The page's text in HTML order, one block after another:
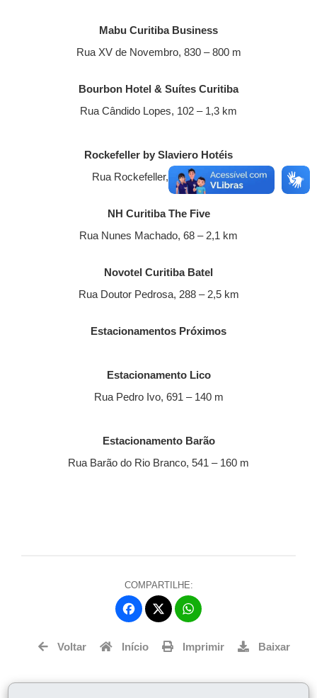
Mabu Curitiba Business
Rua XV de Novembro, 830 – 800 m
Bourbon Hotel & Suítes Curitiba
Rua Cândido Lopes, 102 – 1,3 km
Rockefeller by Slaviero Hotéis
Rua Rockefeller, 11 – 1,3 km
NH Curitiba The Five
Rua Nunes Machado, 68 – 2,1 km
Novotel Curitiba Batel
Rua Doutor Pedrosa, 288 – 2,5 km
Estacionamentos Próximos
Estacionamento Lico
Rua Pedro Ivo, 691 – 140 m
Estacionamento Barão
Rua Barão do Rio Branco, 541 – 160 m
COMPARTILHE:
Fa
ce
bo
itt
ts
Voltar Início Imprimir Baixar